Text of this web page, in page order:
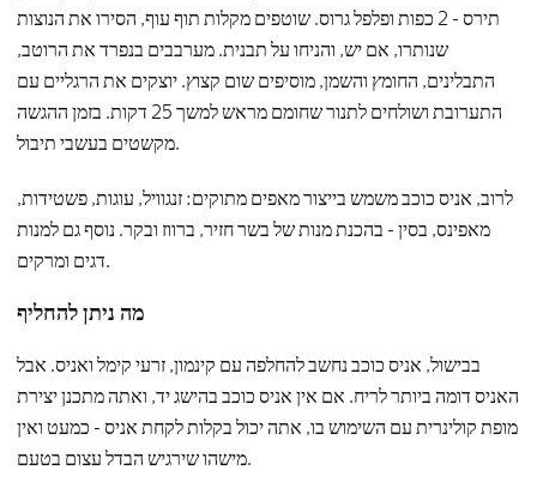
תירס - 2 כפות ופלפל גרוס. שוטפים מקלות תוף עוף, הסירו את הנוצות
שנותרו, אם יש, והניחו על תבנית. מערבבים בנפרד את הרוטב,
התבלינים, החומץ והשמן, מוסיפים שום קצוץ. יוצקים את הרגליים עם
התערובת ושולחים לתנור שחומם מראש למשך 25 דקות. בזמן ההגשה
מקשטים בעשבי תיבול.
לרוב, אניס כוכב משמש בייצור מאפים מתוקים: זנגוויל, עוגות, פשטידות,
מאפינס, בסין - בהכנת מנות של בשר חזיר, ברווז ובקר. נוסף גם למנות
דגים ומרקים.
מה ניתן להחליף
בבישול, אניס כוכב נחשב להחלפה עם קינמון, זרעי קימל ואניס. אבל
האניס דומה ביותר לריח. אם אין אניס כוכב בהישג יד, ואתה מתכנן יצירת
מופת קולינרית עם השימוש בו, אתה יכול בקלות לקחת אניס - כמעט ואין
מישהו שירגיש הבדל עצום בטעם.